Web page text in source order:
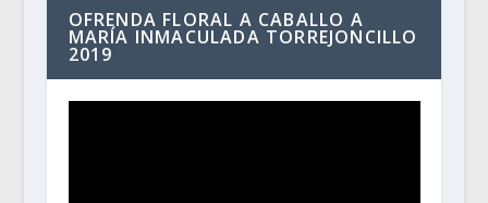
OFRENDA FLORAL A CABALLO A
MARÍA INMACULADA TORREJONCILLO
2019